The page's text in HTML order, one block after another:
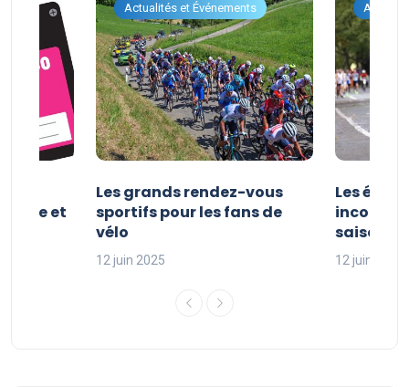
et
Actualités et Événements
Les grands rendez-vous
sportifs pour les fans de
vélo
12 juin 2025
Les
saison
12 juin 2025